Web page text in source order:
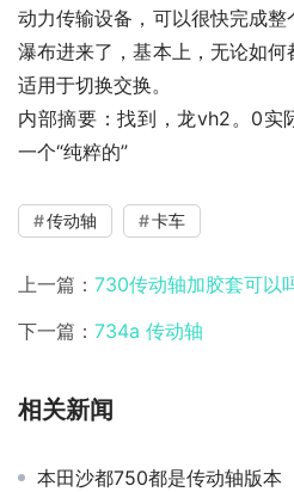
动力传输设备，可以很快完成整
瀑布进来了，基本上，无论如
适用于切换交换。
内部摘要：找到，龙vh2。0实
一个“纯粹的”
传动轴 卡车
上一篇： 730传动轴加胶套可以
下一篇： 734a 传动轴
相关新闻
本田沙都750都是传动轴版本